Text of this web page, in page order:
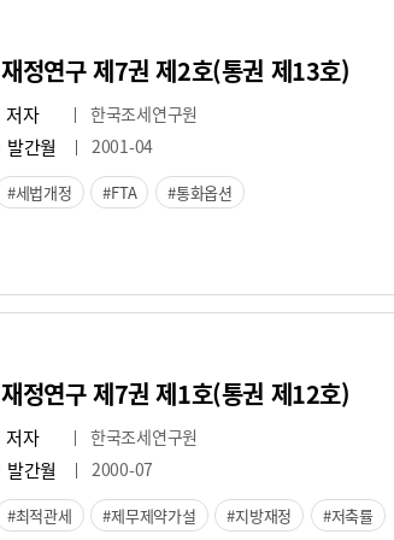
재정연구 제7권 제2호(통권 제13호)
저자 한국조세연구원
발간월 2001-04
세법개정 FTA 통화옵션
재정연구 제7권 제1호(통권 제12호)
저자 한국조세연구원
발간월 2000-07
최적관세 제무제약가설 지방재정 저축률